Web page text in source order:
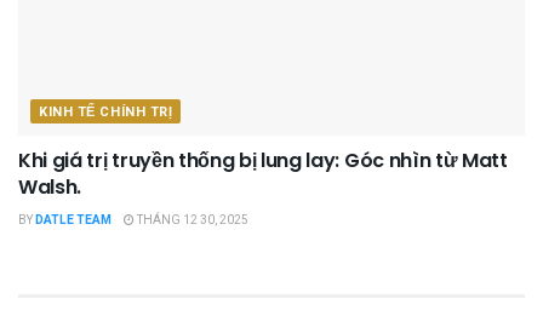
KINH TẾ CHÍNH TRỊ
Khi giá trị truyền thống bị lung lay: Góc nhìn từ Matt
Walsh.
BYDATLE TEAM THÁNG 12 30, 2025